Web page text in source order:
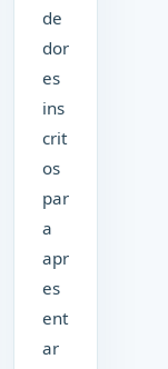
de
dor
es
ins
crit
os
par
a
apr
es
ent
ar